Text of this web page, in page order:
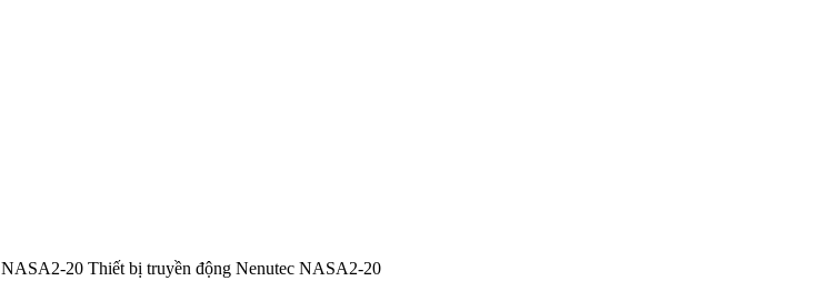
NASA2-20 Thiết bị truyền động Nenutec NASA2-20